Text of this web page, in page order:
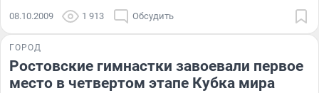
08.10.2009 1 913 Обсудить
ГОРОД
Ростовские гимнастки завоевали первое
место в четвертом этапе Кубка мира